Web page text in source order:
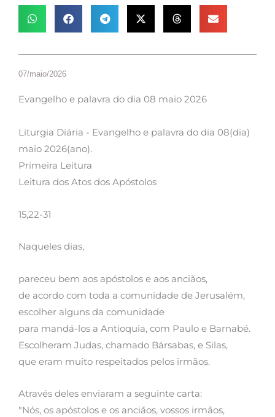
07/maio/2026
Evangelho e palavra do dia 08 maio 2026
Liturgia Diária - Evangelho e palavra do dia 08(dia)
maio 2026(ano).
Primeira Leitura
Leitura dos Atos dos Apóstolos
15,22-31
Naqueles dias,
pareceu bem aos apóstolos e aos anciãos,
de acordo com toda a comunidade de Jerusalém,
escolher alguns da comunidade
para mandá-los a Antioquia, com Paulo e Barnabé.
Escolheram Judas, chamado Bársabas, e Silas,
que eram muito respeitados pelos irmãos.
Através deles enviaram a seguinte carta:
"Nós, os apóstolos e os anciãos, vossos irmãos,